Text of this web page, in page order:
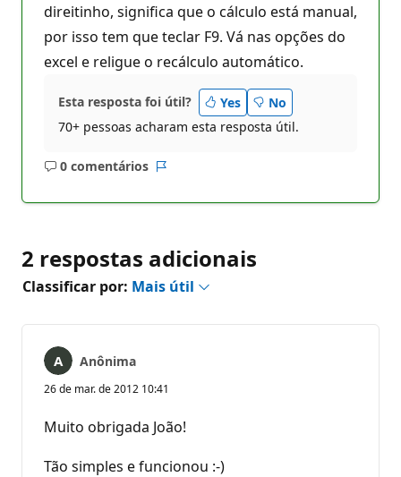
direitinho, significa que o cálculo está manual,
por isso tem que teclar F9. Vá nas opções do
excel e religue o recálculo automático.
Esta resposta foi útil? Yes
No
70+ pessoas acharam esta resposta útil.
0 comentários
Sem
2 respostas adicionais
Classificar por: Mais útil
Anônima
26 de mar. de 2012 10:41
Muito obrigada João!
Tão simples e funcionou :-)